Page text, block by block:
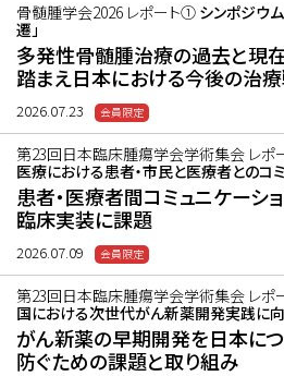
骨髄腫学会2026 レポート① シンポジウ
遷」
多発性骨髄腫治療の過去と現
踏まえ日本における今後の治
2026.07.23
第23回日本臨床腫瘍学会学術集会 レポ
医療における患者・市民と医療者とのコ
患者・医療者間コミュニケー
臨床実装に課題
2026.07.09
第23回日本臨床腫瘍学会学術集会 レポ
国における次世代がん新薬開発実践に
がん新薬の早期開発を日本に
防ぐための課題と取り組み